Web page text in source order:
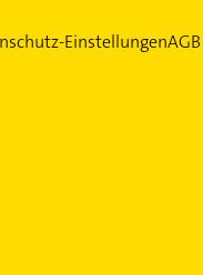
EinstellungenAGB